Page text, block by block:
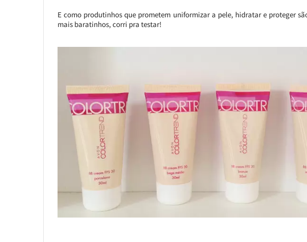
E como produtinhos que prometem uniformizar a pele, hidratar e proteger
mais baratinhos, corri pra testar!